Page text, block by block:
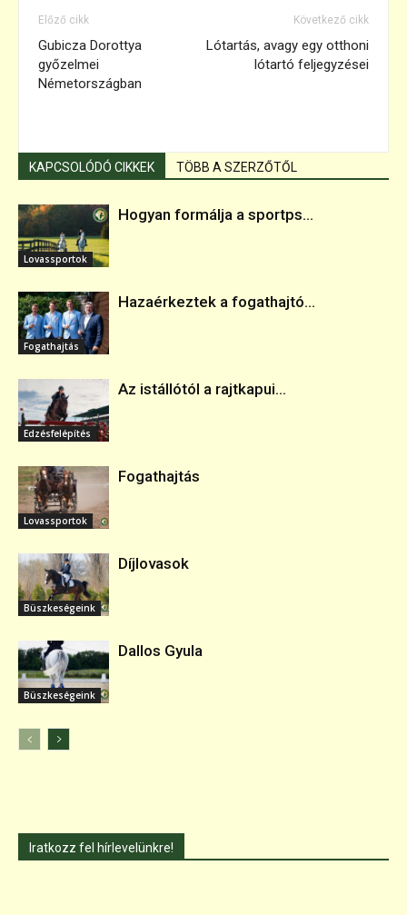
Előző cikk
Gubicza Dorottya
győzelmei
Németországban
Következő cikk
Lótartás, avagy egy otthoni
lótartó feljegyzései
KAPCSOLÓDÓ CIKKEK TÖBB A SZERZŐTŐL
Lovassportok
Hogyan formálja a sportps...
Fogathajtás
Hazaérkeztek a fogathajtó...
Edzésfelépítés
Az istállótól a rajtkapui...
Lovassportok
Fogathajtás
Büszkeségeink
Díjlovasok
Büszkeségeink
Dallos Gyula
Iratkozz fel hírlevelünkre!